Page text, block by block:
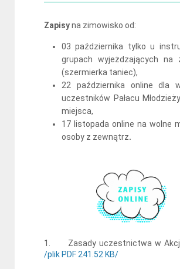
Zapisyna zimowisko od:
03 października tylko u
grupach wyjeżdzających na
(szermierka taniec),
22 października online dla
uczestników Pałacu
miejsca,
17 listopada online na wolne
osoby z zewnątrz.
1. Zasady uczestnictwa w Akcji
/plik PDF 241.52 KB/